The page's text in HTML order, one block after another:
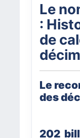
Le
:
de
Le
des
202